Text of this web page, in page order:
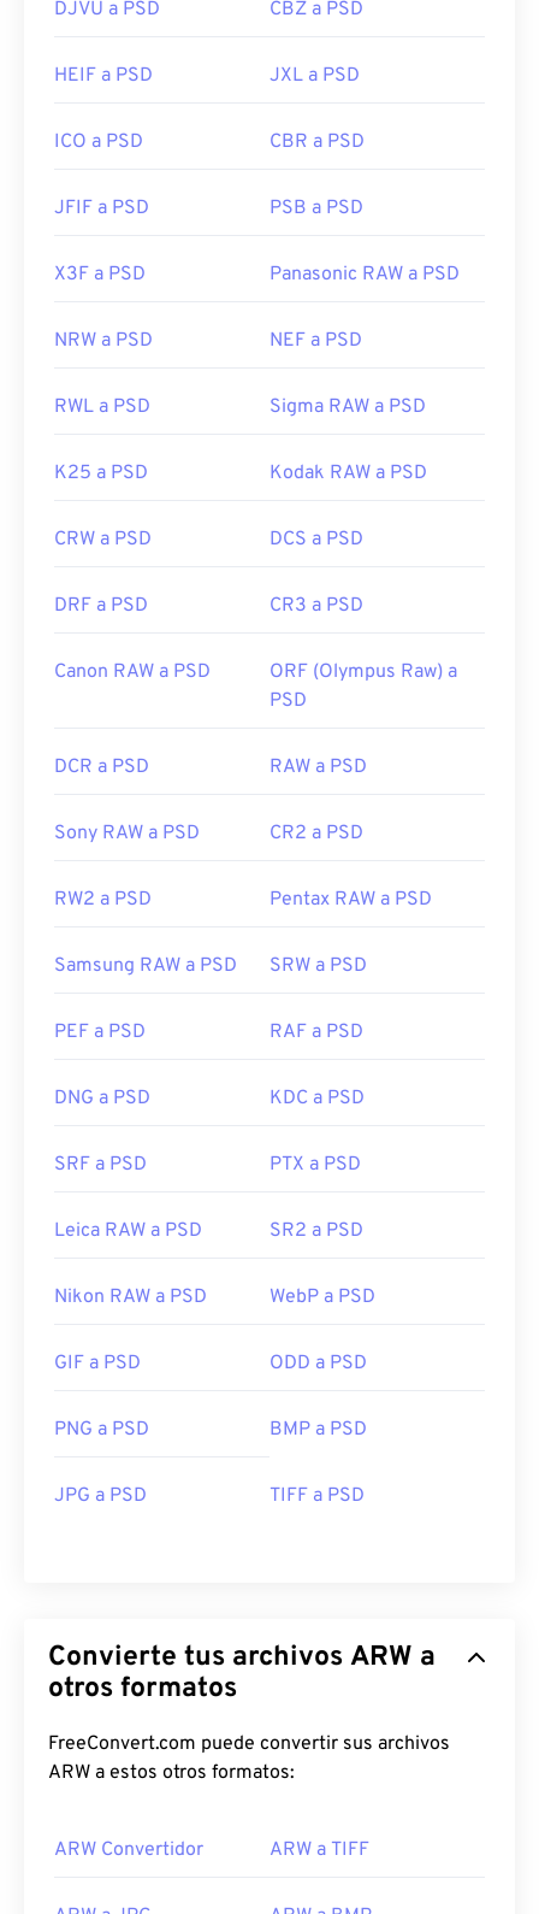
Lanzamiento inicial:
19 de febrero de 1990
DJVU a PSD CBZ a PSD
HEIF a PSD JXL a PSD
ICO a PSD CBR a PSD
JFIF a PSD PSB a PSD
X3F a PSD Panasonic RAW a PSD
NRW a PSD NEF a PSD
RWL a PSD Sigma RAW a PSD
K25 a PSD Kodak RAW a PSD
CRW a PSD DCS a PSD
DRF a PSD CR3 a PSD
Canon RAW a PSD
ORF (Olympus Raw) a
PSD
DCR a PSD RAW a PSD
Sony RAW a PSD CR2 a PSD
RW2 a PSD Pentax RAW a PSD
Samsung RAW a PSD SRW a PSD
PEF a PSD RAF a PSD
DNG a PSD KDC a PSD
SRF a PSD PTX a PSD
Leica RAW a PSD SR2 a PSD
Nikon RAW a PSD WebP a PSD
GIF a PSD ODD a PSD
PNG a PSD BMP a PSD
JPG a PSD TIFF a PSD
Convierte tus archivos ARW a
otros formatos
FreeConvert.com puede convertir sus archivos
ARW a estos otros formatos:
ARW Convertidor ARW a TIFF